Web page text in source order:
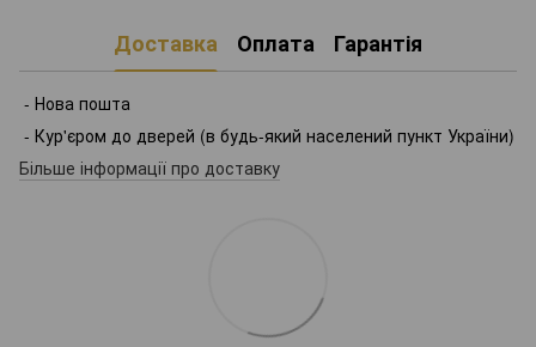
Доставка Оплата Гарантія
- Нова пошта
- Кур'єром до дверей (в будь-який населений пункт України)
Більше інформації про доставку